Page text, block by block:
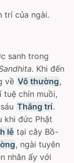
trí của ngài.
sanh trong
. Khi đến
về Vô thường,
chín muồi,
Thắng trí.
khi đức Phật
lễ tại cây Bồ-
, ngài tuyên
nhân ấy với